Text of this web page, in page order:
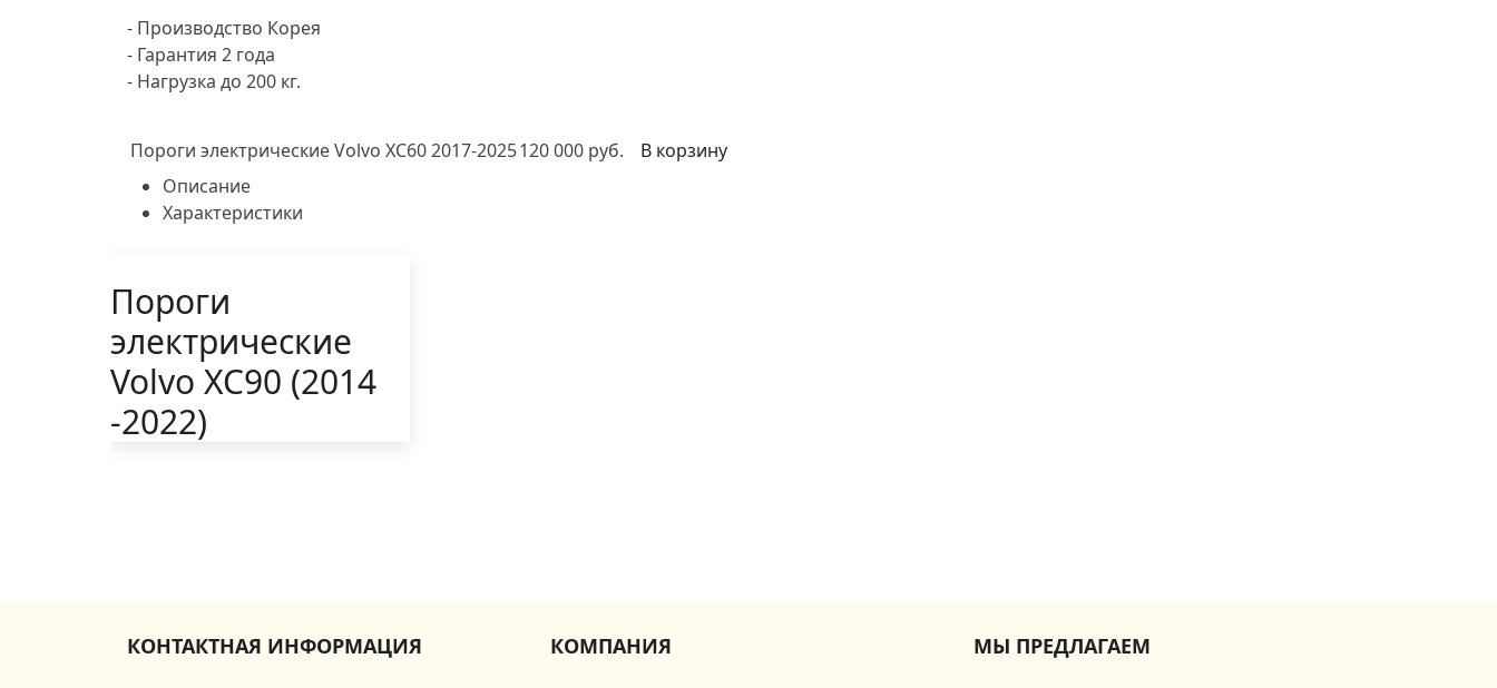
- Производство Корея
- Гарантия 2 года
- Нагрузка до 200 кг.
Пороги электрические Volvo XC60 2017-2025120 000 руб.
В корзину
Описание
Характеристики
Пороги
электрические
Volvo XC90 (2014
-2022)
КОНТАКТНАЯ ИНФОРМАЦИЯ КОМПАНИЯ МЫ ПРЕДЛАГАЕМ